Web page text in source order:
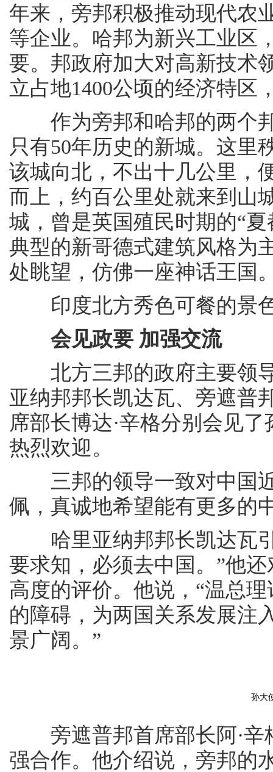
年来，旁邦积极推动现代农
等企业。哈邦为新兴工业区
要。邦政府加大对高新技术
立占地1400公顷的经济特区
作为旁邦和哈邦的两个邦
只有50年历史的新城。这里
该城向北，不出十几公里，
而上，约百公里处就来到山
城，曾是英国殖民时期的“
典型的新哥德式建筑风格为
处眺望，仿佛一座神话王国
印度北方秀色可餐的景
会见政要 加强交流
北方三邦的政府主要领导
亚纳邦邦长凯达瓦、旁遮普
席部长博达·辛格分别会见
热烈欢迎。
三邦的领导一致对中国近
佩，真诚地希望能有更多的
哈里亚纳邦邦长凯达瓦引
要求知，必须去中国。”他
高度的评价。他说，“温总
的障碍，为两国关系发展注
景广阔。”
孙大
旁遮普邦首席部长阿·辛
强合作。他介绍说，旁邦的